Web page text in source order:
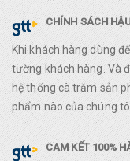
CHÍNH SÁCH
Khi khách hàng dùng
tường khách hàng. Và
hệ thống cà trăm sản
phẩm nào của chúng
CAM KẾT 100%